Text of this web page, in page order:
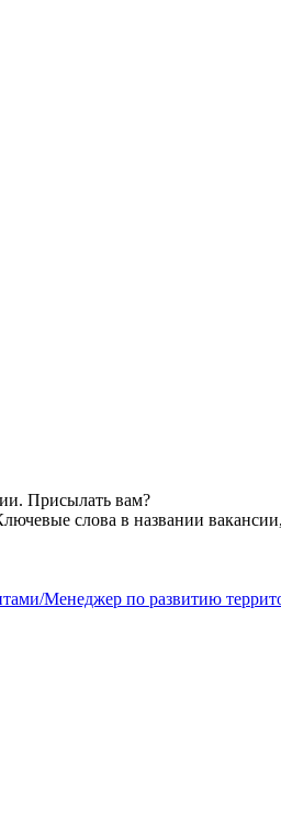
Присылать вам?
слова в названии
Менеджер по развитию